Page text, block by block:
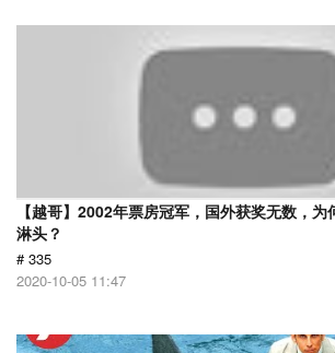
【越哥】2002年票房冠军，国外获奖无数，
淋头？
# 335
2020-10-05 11:47